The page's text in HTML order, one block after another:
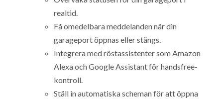
realtid.
Få omedelbara meddelanden när din
garageport öppnas eller stängs.
Integrera med röstassistenter som Amazon
Alexa och Google Assistant för handsfree-
kontroll.
Ställ in automatiska scheman för att öppna